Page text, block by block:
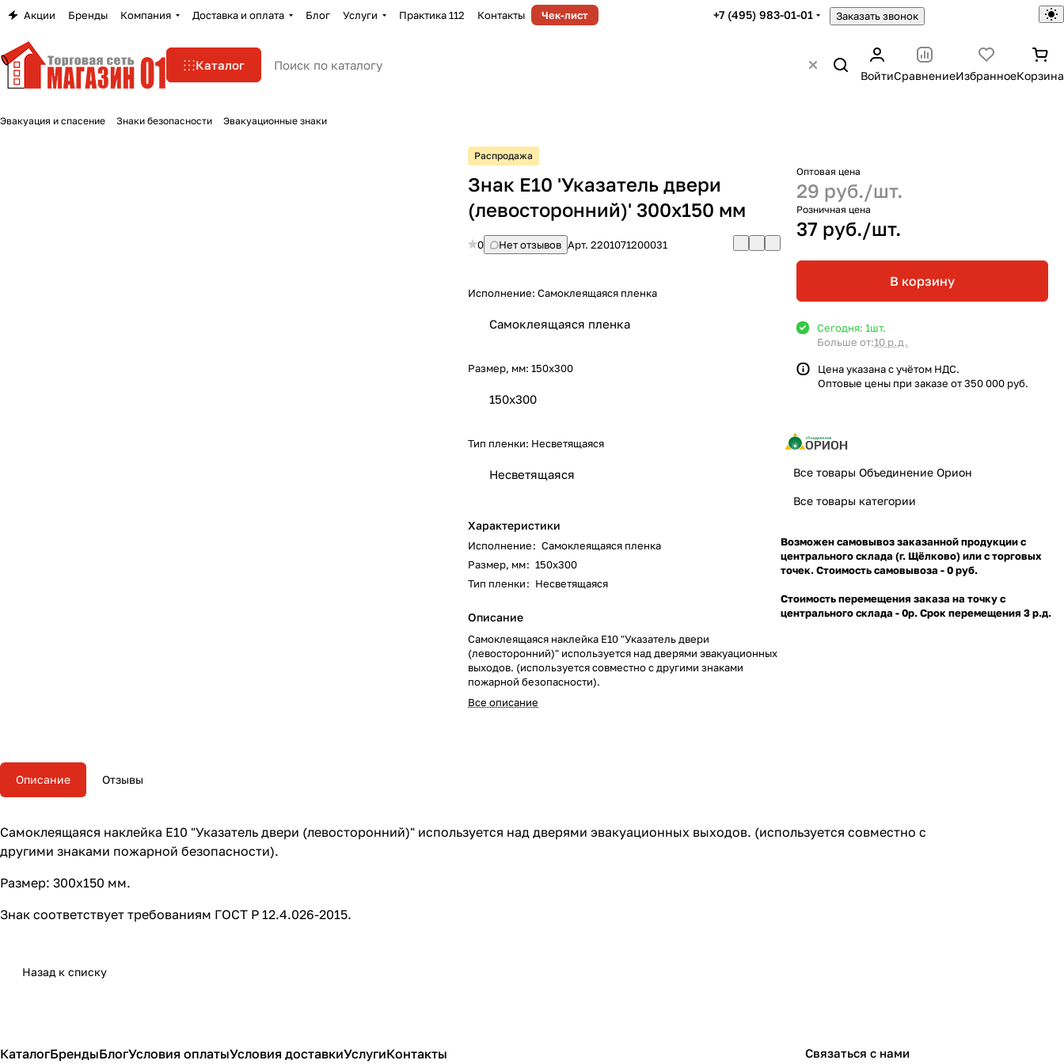
Акции Бренды Компания Доставка и оплата Блог Услуги Практика 112 Контакты Чек-лист +7 (495) 983-01-01 Заказать звонок
Каталог
ВойтиСравнениеИзбранноеКорзина
Эвакуация и спасение Знаки безопасности Эвакуационные знаки
Распродажа
Знак E10 'Указатель двери
(левосторонний)' 300х150 мм
0 Нет отзывов Арт.2201071200031
Исполнение:Самоклеящаяся пленка
Самоклеящаяся пленка
Размер, мм:150х300
150х300
Тип пленки: Несветящаяся
Несветящаяся
Характеристики
Исполнение: Самоклеящаяся пленка
Размер, мм: 150х300
Тип пленки: Несветящаяся
Описание
Самоклеящаяся наклейка E10 "Указатель двери
(левосторонний)" используется над дверями эвакуационных
выходов. (используется совместно с другими знаками
пожарной безопасности).
Все описание
Оптовая цена
29 руб./шт.
Розничная цена
37 руб./шт.
В корзину
Сегодня: 1шт.
Больше от:10 р.д.
Цена указана с учётом НДС.
Оптовые цены при заказе от 350 000 руб.
Все товары Объединение Орион
Все товары категории
Возможен самовывоз заказанной продукции с
центрального склада (г. Щёлково) или с торговых
точек. Стоимость самовывоза - 0 руб.
Стоимость перемещения заказа на точку с
центрального склада - 0р. Срок перемещения 3 р.д.
Описание Отзывы
Самоклеящаяся наклейка E10 "Указатель двери (левосторонний)" используется над дверями эвакуационных выходов. (используется совместно с
другими знаками пожарной безопасности).
Размер: 300х150 мм.
Знак соответствует требованиям ГОСТ Р 12.4.026-2015.
Назад к списку
КаталогБрендыБлогУсловия оплатыУсловия доставкиУслугиКонтакты Связаться с нами